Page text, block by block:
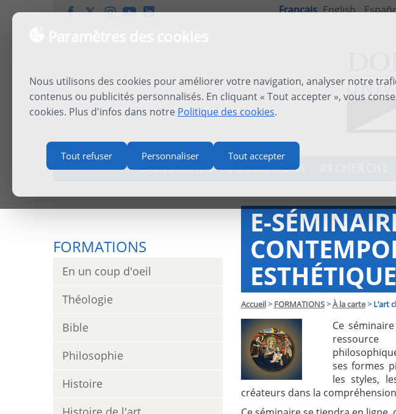
Nous utilisons des cookies pour améliorer votre navigation, analyser notre
contenus ou publicités personnalisés. En cliquant « Tout accepter », vous
cookies. Plus d'infos dans notre Politique des cookies.
Tout refuser Personnaliser Tout accepter
Français English
UNIVERSITAS FORMATIONS
FORMATIONS
En un coup d'oeil
Théologie
Bible
Philosophie
Histoire
E-
ESTHÉTIQUE
Accueil> FORMATIONS>À la carte> L’art
Ce
ses formes
les styles,
créateurs dans la